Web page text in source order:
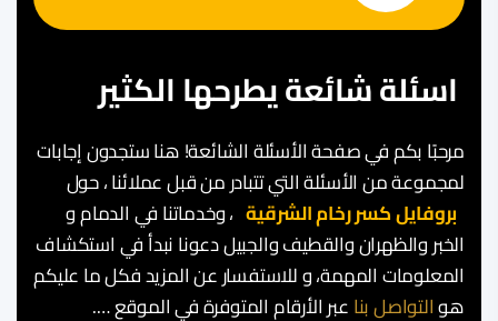
اسئلة شائعة يطرحها الكثير
مرحبًا بكم في صفحة الأسئلة الشائعة! هنا ستجدون إجابات
لمجموعة من الأسئلة التي تتبادر من قبل عملائنا ، حول
بروفايل كسر رخام الشرقية ، وخدماتنا في الدمام و
الخبر والظهران والقطيف والجبيل دعونا نبدأ في استكشاف
المعلومات المهمة، و للاستفسار عن المزيد فكل ما عليكم
هوالتواصل بناعبر الأرقام المتوفرة في الموقع ….